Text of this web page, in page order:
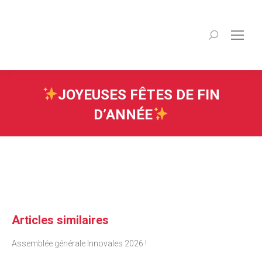
Recherche
JOYEUSES FÊTES DE FIN
D’ANNÉE
Articles similaires
Assemblée générale Innovales 2026 !